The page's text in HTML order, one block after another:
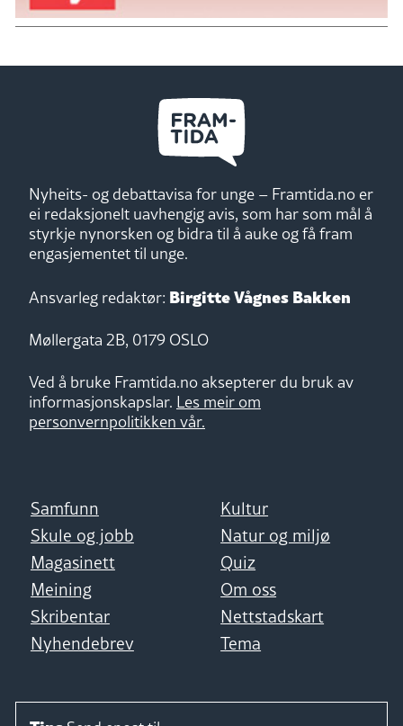
Nyheits- og debattavisa for unge – Framtida.no er
ei redaksjonelt uavhengig avis, som har som mål å
styrkje nynorsken og bidra til å auke og få fram
engasjementet til unge.
Ansvarleg redaktør: Birgitte Vågnes Bakken
Møllergata 2B, 0179 OSLO
Ved å bruke Framtida.no aksepterer du bruk av
informasjonskapslar. Les meir om
personvernpolitikken vår.
Samfunn
Kultur
Skule og jobb
Natur og miljø
Magasinett
Quiz
Meining
Om oss
Skribentar
Nettstadskart
Nyhendebrev
Tema